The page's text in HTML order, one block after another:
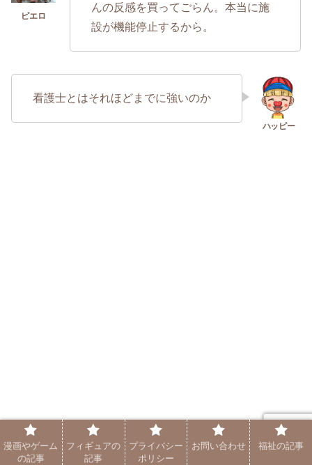
んの反感を買ってごらん。本当に施
設が機能停止するから。
看護士とはそれほどまでに強いのか
漫画やゲーム
の記事
フィギュアの
記事
プライバシー
ポリシー
お問い合わせ 福祉の記事